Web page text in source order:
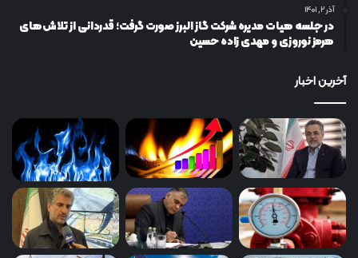
آذر ۲, ۱۴۰۱
در جلسه هیات مدیره شرکت گاز البرز صورت گرفت؛ قدردانی از تلاش‌های
هرمز نوروزی و مهدی زاده حسین
آخرین اخبار